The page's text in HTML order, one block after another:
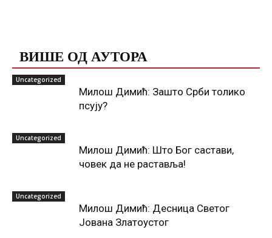
ВИШЕ ОД АУТОРА
Uncategorized
Милош Димић: Зашто Срби толико
псују?
Uncategorized
Милош Димић: Што Бог састави,
човек да не раставља!
Uncategorized
Милош Димић: Десница Светог
Јована Златоустог